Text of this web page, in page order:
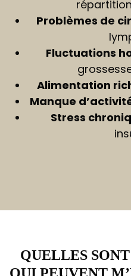
Problèmes de
Fluctuations
Alimentation
Manque
Stress
QUELLES
QUI PEUVENT